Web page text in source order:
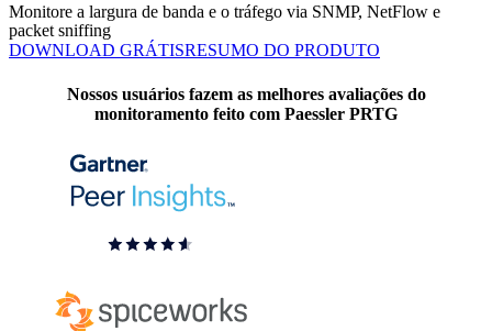
Monitore a largura de banda e o tráfego via SNMP, NetFlow e
packet sniffing
DOWNLOAD GRÁTISRESUMO DO PRODUTO
Nossos usuários fazem as melhores avaliações do
monitoramento feito com Paessler PRTG